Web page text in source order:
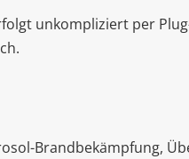
unkompliziert per
Brandbekämpfung,